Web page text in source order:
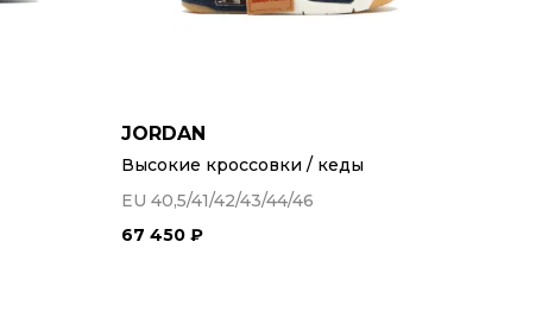
JORDAN
Высокие кроссовки / кеды
EU 40,5/41/42/43/44/46
67 450 ₽